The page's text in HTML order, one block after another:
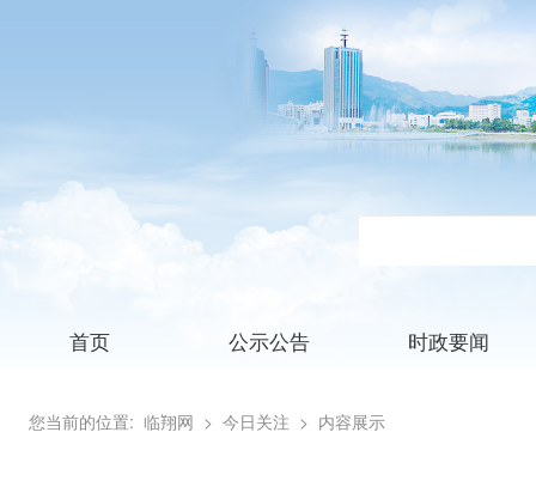
首页 公示公告 时政要闻
您当前的位置: 临翔网 > 今日关注 > 内容展示